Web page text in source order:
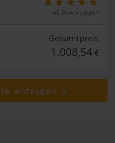
48 Bewertungen
Gesamtpreis
1.008,54 €
anzeigen